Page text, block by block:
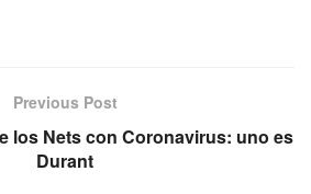
Previous Post
los Nets con Coronavirus: uno es
Durant